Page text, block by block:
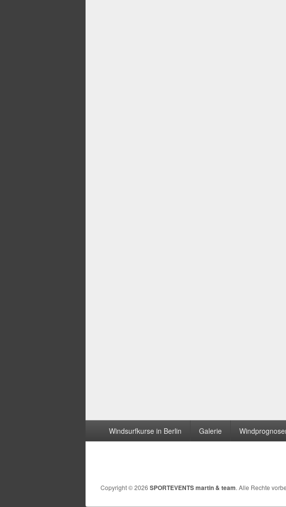
Windsurfkurse in Berlin Galerie
Copyright © 2026 SPORTEVENTS martin & team. Alle Rechte